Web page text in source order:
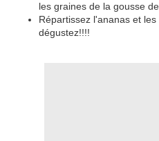
les graines de la gousse
Répartissez l'ananas et
dégustez!!!!